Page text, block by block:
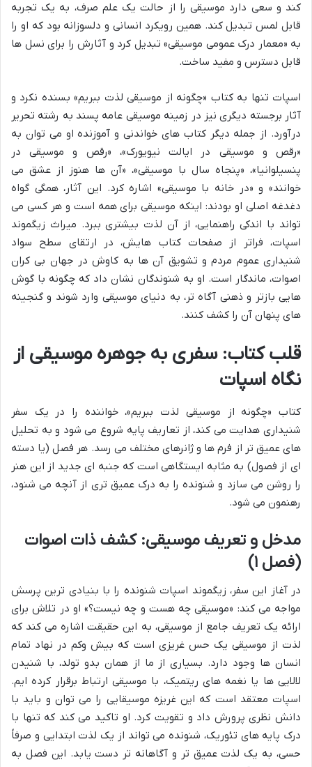
کند و سعی دارد موسیقی را از حالت یک علم صرف، به یک تجربه
قابل لمس تبدیل کند. همین رویکرد انسانی و دلسوزانه بود که او را
به «معمار درک عمومی موسیقی» تبدیل کرد و آثارش را برای نسل ها
قابل دسترس و مفید ساخت.
اسپات تنها به کتاب «چگونه از موسیقی لذت ببریم» بسنده نکرد و
آثار برجسته دیگری نیز در زمینه موسیقی عامه پسند به رشته تحریر
درآورد. از جمله دیگر کتاب های خواندنی و آموزنده او می توان به
«رقص و موسیقی در ایالت نیویورک»، «رقص و موسیقی در
پنسیلوانیا»، «پنجاه سال با موسیقی»، «آن ها هنوز از عشق می
خوانند» و «در خانه با موسیقی» اشاره کرد. این آثار، همگی گواه
دغدغه اصلی او بودند: اینکه موسیقی برای همه است و هر کسی می
تواند با اندکی راهنمایی، از آن لذت بیشتری ببرد. میراث زیگموند
اسپات، فراتر از صفحات کتاب هایش، در ارتقای سطح سواد
شنیداری عموم مردم و تشویق آن ها به کاوش در جهان بی کران
اصوات، ماندگار است. او به شنوندگان نشان داد که چگونه با گوش
هایی بازتر و ذهنی آگاه تر، به دنیای موسیقی وارد شوند و گنجینه
های پنهان آن را کشف کنند.
قلب کتاب: سفری به جوهره موسیقی از
نگاه اسپات
کتاب «چگونه از موسیقی لذت ببریم»، خواننده را در یک سفر
شنیداری هدایت می کند، از تعاریف پایه شروع می شود و به تحلیل
های عمیق تر از فرم ها و ژانرهای مختلف می رسد. هر فصل (یا دسته
ای از فصول) به مثابه ایستگاهی است که جنبه ای جدید از این هنر
را روشن می سازد و شنونده را به درک عمیق تری از آنچه می شنود،
رهنمون می شود.
مدخل و تعریف موسیقی: کشف ذات اصوات
(فصل ۱)
در آغاز این سفر، زیگموند اسپات شنونده را با بنیادی ترین پرسش
مواجه می کند: «موسیقی چه هست و چه نیست؟» او در تلاش برای
ارائه یک تعریف جامع از موسیقی، به این حقیقت اشاره می کند که
لذت از موسیقی یک حس غریزی است که بیش وکم در نهاد تمام
انسان ها وجود دارد. بسیاری از ما از همان بدو تولد، با شنیدن
لالایی ها یا نغمه های ریتمیک، با موسیقی ارتباط برقرار کرده ایم.
اسپات معتقد است که این غریزه موسیقایی را می توان و باید با
دانش نظری پرورش داد و تقویت کرد. او تاکید می کند که تنها با
درک پایه های تئوریک، شنونده می تواند از یک لذت ابتدایی و صرفاً
حسی، به یک لذت عمیق تر و آگاهانه تر دست یابد. این فصل به